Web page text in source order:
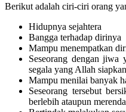
Berikut adalah ciri-ciri orang
Hidupnya sejahtera
Bangga terhadap dirinya
Mampu menempatkan
Seseorang dengan jiwa
segala yang Allah
Mampu menilai banyak
Seseorang tersebut
berlebih ataupun